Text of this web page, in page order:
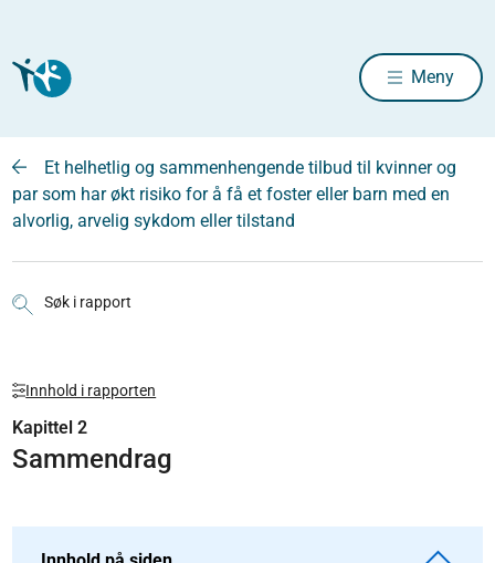
Meny
Et helhetlig og sammenhengende tilbud til kvinner og
par som har økt risiko for å få et foster eller barn med en
alvorlig, arvelig sykdom eller tilstand
Søk i rapport
Innhold i rapporten
Kapittel 2
Sammendrag